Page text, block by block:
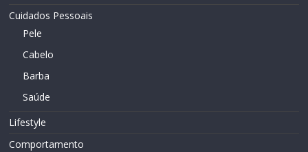
Cuidados Pessoais
Pele
Cabelo
Barba
Saúde
Lifestyle
Comportamento